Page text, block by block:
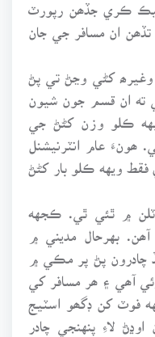
ڪري جڏھن رپورٽ
ان مسافر جي جان
وغيرھ کڻي وڃڻ تي پڻ
ته ان قسم جون شيون
ڪلو وزن کڻڻ جي
عام انٽرنيشنل
ويهه ڪلو بار کڻڻ
۾ ٿئي ٿي. ڪجهه
آھن. بهرحال مديني ۾
چادرون پڻ پر مڪي ۾
آھي ۽ ھر مسافر کي
فوٽ کن ڊگھو اسٽيج
لاءِ پنهنجي چادر